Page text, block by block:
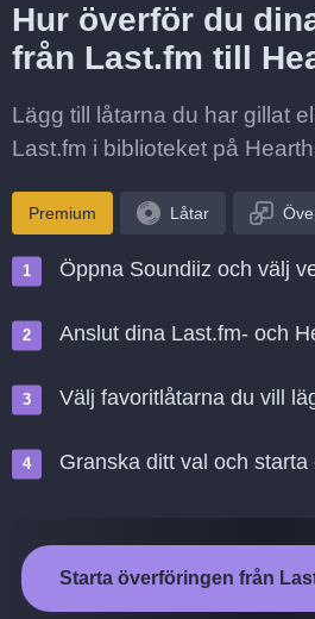
Hur överför du
från Last.fm till
Lägg till låtarna du har gillat
Last.fm i biblioteket på
Premium Låtar
Öppna Soundiiz och välj
Anslut dina Last.fm- och
Välj favoritlåtarna du vill
Granska ditt val och starta
Starta överföringen från